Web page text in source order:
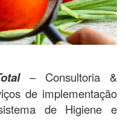
– Consultoria &
de implementação
de Higiene e